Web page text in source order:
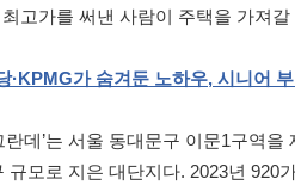
고가를 써낸 사람이 주택을 가져
·KPMG가 숨겨둔 노하우, 시니어
란데’는 서울 동대문구 이문1구역
규모로 지은 대단지다. 2023년 920